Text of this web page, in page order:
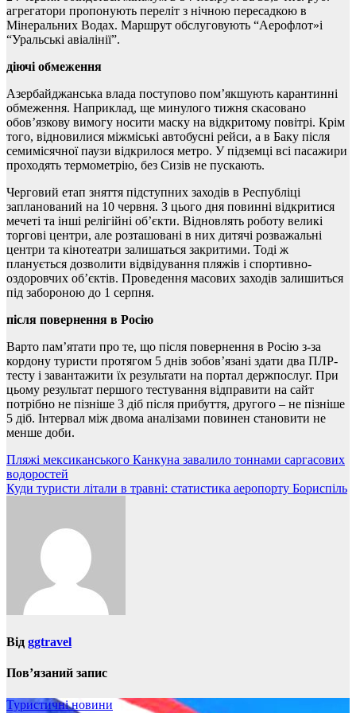
агрегатори пропонують переліт з нічною пересадкою в
Мінеральних Водах. Маршрут обслуговують “Аерофлот»і
“Уральські авіалінії”.
діючі обмеження
Азербайджанська влада поступово пом’якшують карантинні
обмеження. Наприклад, ще минулого тижня скасовано
обов’язкову вимогу носити маску на відкритому повітрі. Крім
того, відновилися міжміські автобусні рейси, а в Баку після
семимісячної паузи відкрилося метро. У підземці всі пасажири
проходять термометрію, без Сизів не пускають.
Черговий етап зняття підступних заходів в Республіці
запланований на 10 червня. З цього дня повинні відкритися
мечеті та інші релігійні об’єкти. Відновлять роботу великі
торгові центри, але розташовані в них дитячі розважальні
центри та кінотеатри залишаться закритими. Тоді ж
планується дозволити відвідування пляжів і спортивно-
оздоровчих об’єктів. Проведення масових заходів залишиться
під забороною до 1 серпня.
після повернення в Росію
Варто пам’ятати про те, що після повернення в Росію з-за
кордону туристи протягом 5 днів зобов’язані здати два ПЛР-
тесту і завантажити їх результати на портал держпослуг. При
цьому результат першого тестування відправити на сайт
потрібно не пізніше 3 діб після прибуття, другого – не пізніше
5 діб. Інтервал між двома аналізами повинен становити не
менше доби.
Навігація
записів
Пляжі мексиканського Канкуна завалило тоннами саргасових
водоростей
Куди туристи літали в травні: статистика аеропорту Бориспіль
Від ggtravel
Пов’язаний запис
Туристичні новини